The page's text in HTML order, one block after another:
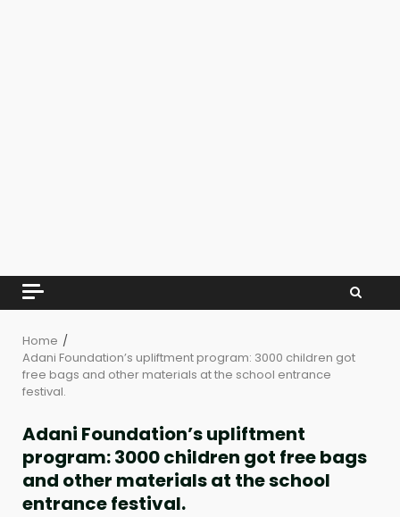
Home
Adani Foundation’s upliftment program: 3000 children got
free bags and other materials at the school entrance
festival.
Adani Foundation’s upliftment
program: 3000 children got free bags
and other materials at the school
entrance festival.